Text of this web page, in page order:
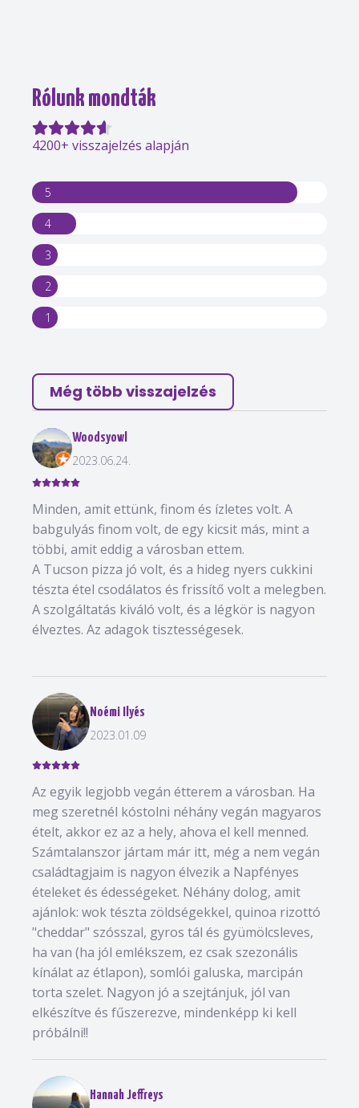
Rólunk mondták
4200+ visszajelzés alapján
5
4
3
2
1
Még több visszajelzés
Woodsyowl
2023.06.24.
Minden, amit ettünk, finom és ízletes volt. A
babgulyás finom volt, de egy kicsit más, mint a
többi, amit eddig a városban ettem.
A Tucson pizza jó volt, és a hideg nyers cukkini
tészta étel csodálatos és frissítő volt a melegben.
A szolgáltatás kiváló volt, és a légkör is nagyon
élveztes. Az adagok tisztességesek.
Noémi Ilyés
2023.01.09
Az egyik legjobb vegán étterem a városban. Ha
meg szeretnél kóstolni néhány vegán magyaros
ételt, akkor ez az a hely, ahova el kell menned.
Számtalanszor jártam már itt, még a nem vegán
családtagjaim is nagyon élvezik a Napfényes
ételeket és édességeket. Néhány dolog, amit
ajánlok: wok tészta zöldségekkel, quinoa rizottó
"cheddar" szósszal, gyros tál és gyümölcsleves,
ha van (ha jól emlékszem, ez csak szezonális
kínálat az étlapon), somlói galuska, marcipán
torta szelet. Nagyon jó a szejtánjuk, jól van
elkészítve és fűszerezve, mindenképp ki kell
próbálni!!
Hannah Jeffreys